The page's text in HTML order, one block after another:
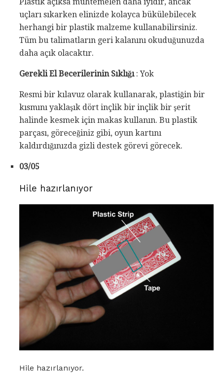
uçları sıkarken elinizde kolayca bükülebilecek
herhangi bir plastik malzeme kullanabilirsiniz.
Tüm bu talimatların geri kalanını okuduğunuzda
daha açık olacaktır.
Gerekli El Becerilerinin Sıklığı: Yok
Resmi bir kılavuz olarak kullanarak, plastiğin bir
kısmını yaklaşık dört inçlik bir inçlik bir şerit
halinde kesmek için makas kullanın. Bu plastik
parçası, göreceğiniz gibi, oyun kartını
kaldırdığınızda gizli destek görevi görecek.
03/05
Hile hazırlanıyor
Hile hazırlanıyor.